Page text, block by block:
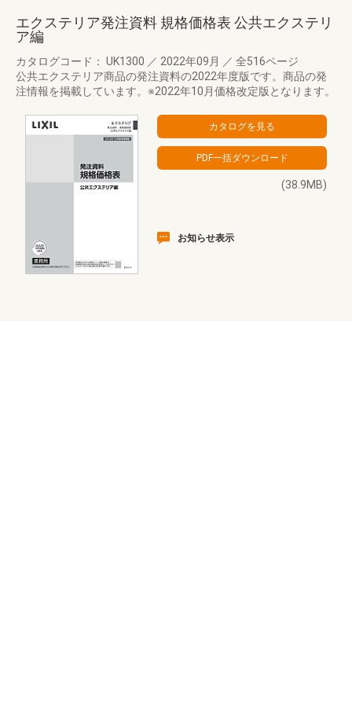
エクステリア発注資料 規格価格表 公共エクステリ
ア編
カタログコード： UK1300 ／ 2022年09月 ／ 全516ページ
公共エクステリア商品の発注資料の2022年度版です。商品の発
注情報を掲載しています。※2022年10月価格改定版となります。
(38.9MB)
お知らせ表示